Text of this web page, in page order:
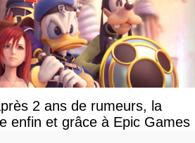
2 ans de rumeurs, la
enfin et grâce à Epic Games